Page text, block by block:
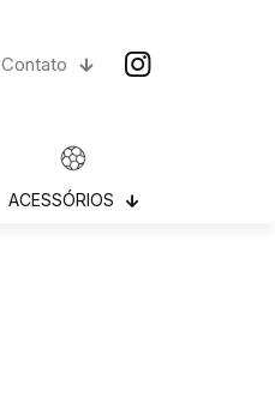
Contato
ACESSÓRIOS